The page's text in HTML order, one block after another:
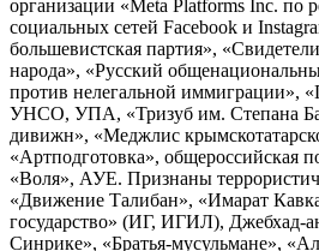
организации «Meta Platforms Inc. по
социальных сетей Facebook и
большевистская партия»,
народа», «Русский
против нелегальной иммиграции»,
УНСО, УПА, «Тризуб им. Степана
дивижн», «Меджлис
«Артподготовка», общероссийская
«Воля», АУЕ. Признаны
«Движение Талибан», «Имарат
государство» (ИГ, ИГИЛ),
Синрике», «Братья-мусульмане»,